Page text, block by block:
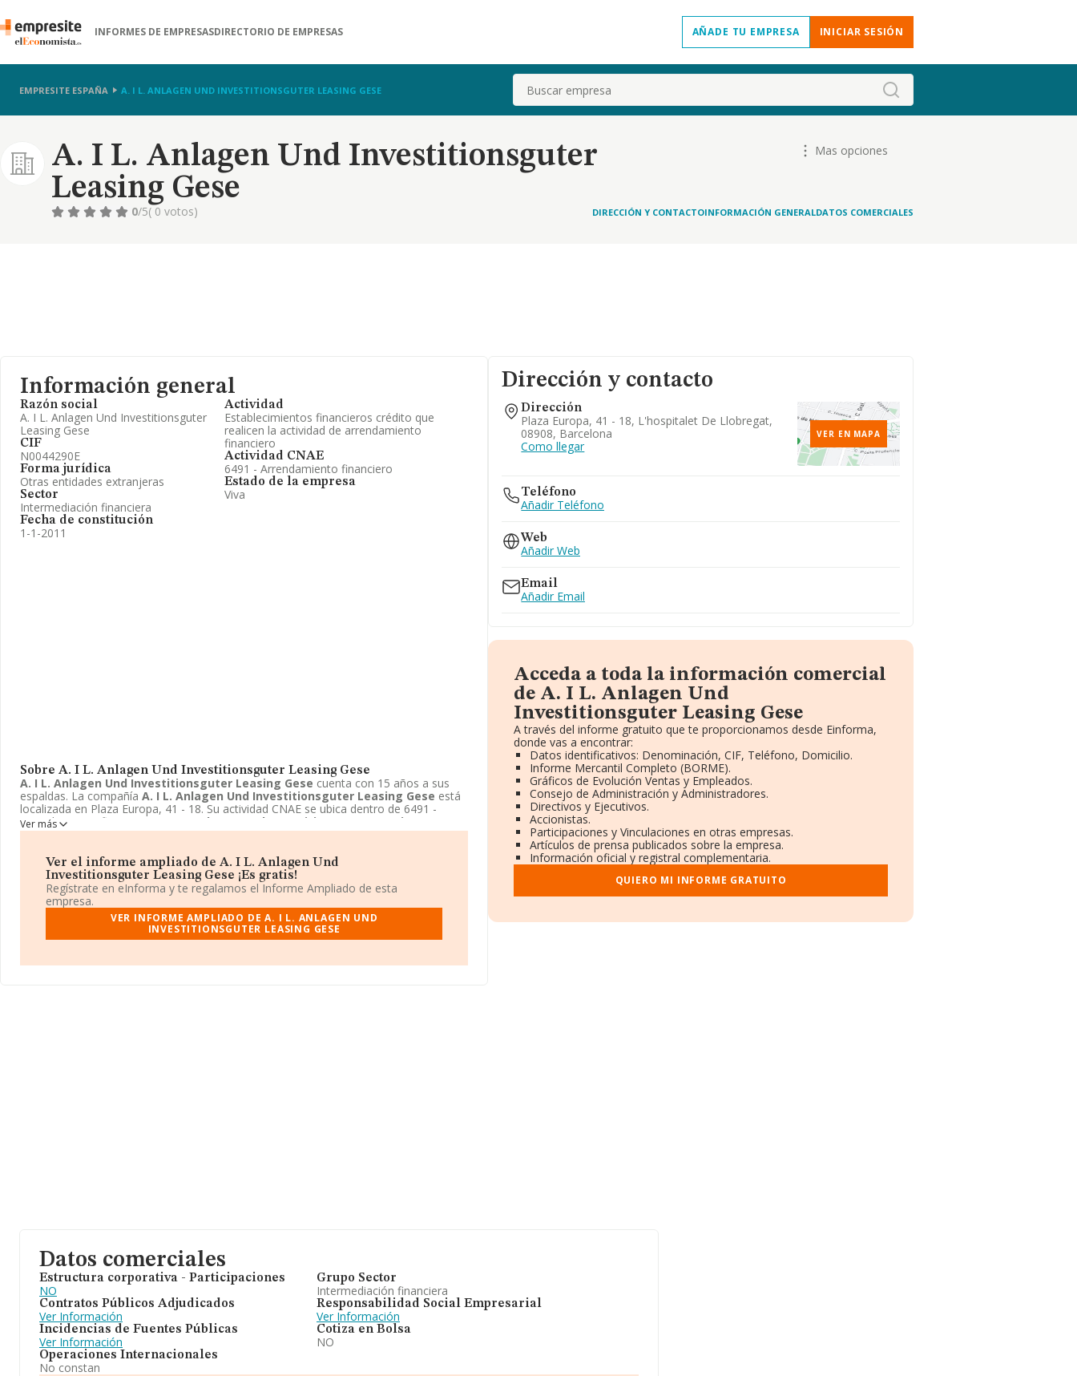
INFORMES DE EMPRESASDIRECTORIO DE EMPRESAS AÑADE TU EMPRESA INICIAR SESIÓN
EMPRESITE ESPAÑA A. I L. ANLAGEN UND INVESTITIONSGUTER LEASING GESE Buscar
A. I L. Anlagen Und Investitionsguter
Leasing Gese
Mas opciones
0/5( 0 votos) DIRECCIÓN Y CONTACTOINFORMACIÓN GENERALDATOS COMERCIALES
Información general
Razón social
A. I L. Anlagen Und Investitionsguter
Leasing Gese
CIF
N0044290E
Forma jurídica
Otras entidades extranjeras
Sector
Intermediación financiera
Fecha de constitución
1-1-2011
Actividad
Establecimientos financieros crédito que
realicen la actividad de arrendamiento
financiero
Actividad CNAE
6491 - Arrendamiento financiero
Estado de la empresa
Viva
Sobre A. I L. Anlagen Und Investitionsguter Leasing Gese
A. I L. Anlagen Und Investitionsguter Leasing Gese cuenta con 15 años a sus
espaldas. La compañía A. I L. Anlagen Und Investitionsguter Leasing Gese está
localizada en Plaza Europa, 41 - 18. Su actividad CNAE se ubica dentro de 6491 -
Arrendamiento financiero.
A. I L. Anlagen Und Investitionsguter Leasing Gese
tiene un modelo de sociedad Otras entidades extranjeras.
Ver más
Ver el informe ampliado de A. I L. Anlagen Und
Investitionsguter Leasing Gese ¡Es gratis!
Regístrate en eInforma y te regalamos el Informe Ampliado de esta
empresa.
VER INFORME AMPLIADO DE A. I L. ANLAGEN UND
INVESTITIONSGUTER LEASING GESE
Dirección y contacto
Dirección
Plaza Europa, 41 - 18, L'hospitalet De Llobregat,
08908, Barcelona
Como llegar
VER EN MAPA
Teléfono
Añadir Teléfono
Web
Añadir Web
Email
Añadir Email
Acceda a toda la información comercial
de A. I L. Anlagen Und
Investitionsguter Leasing Gese
A través del informe gratuito que te proporcionamos desde Einforma,
donde vas a encontrar:
Datos identificativos: Denominación, CIF, Teléfono, Domicilio.
Informe Mercantil Completo (BORME).
Gráficos de Evolución Ventas y Empleados.
Consejo de Administración y Administradores.
Directivos y Ejecutivos.
Accionistas.
Participaciones y Vinculaciones en otras empresas.
Artículos de prensa publicados sobre la empresa.
Información oficial y registral complementaria.
QUIERO MI INFORME GRATUITO
Datos comerciales
Estructura corporativa - Participaciones
NO
Contratos Públicos Adjudicados
Ver Información
Incidencias de Fuentes Públicas
Ver Información
Operaciones Internacionales
No constan
Grupo Sector
Intermediación financiera
Responsabilidad Social Empresarial
Ver Información
Cotiza en Bolsa
NO